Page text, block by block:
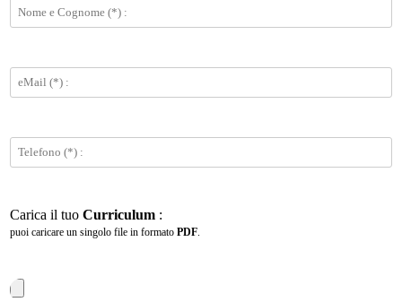
Carica il tuo Curriculum :
puoi caricare un singolo file in formato PDF